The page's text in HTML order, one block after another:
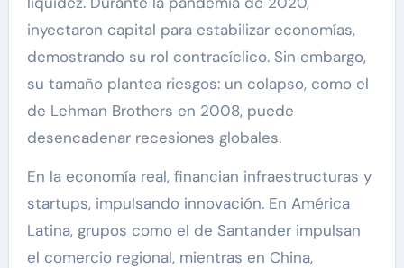
inyectaron capital para estabilizar economías,
demostrando su rol contracíclico. Sin embargo,
su tamaño plantea riesgos: un colapso, como el
de Lehman Brothers en 2008, puede
desencadenar recesiones globales.
En la economía real, financian infraestructuras y
startups, impulsando innovación. En América
Latina, grupos como el de Santander impulsan
el comercio regional, mientras en China,